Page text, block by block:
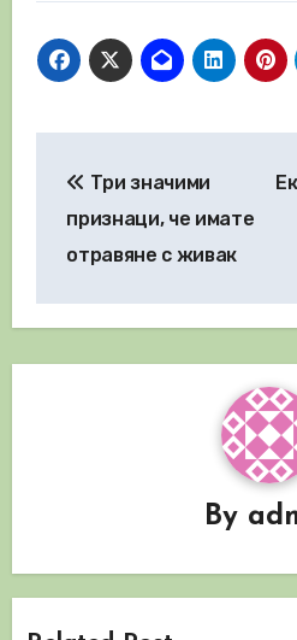
Три значими
признаци, че имате
отравяне с живак
By